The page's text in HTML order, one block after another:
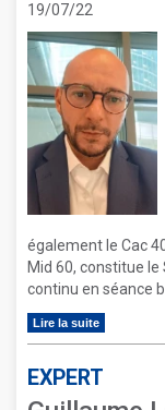
19/07/22
également le Cac
Mid 60, constitue le
continu en séance
Lire la suite
EXPERT